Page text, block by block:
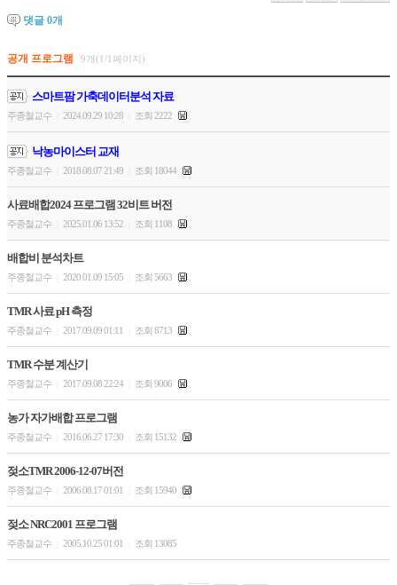
댓글 0개
공개 프로그램 9개(1/1페이지)
스마트팜 가축데이터분석 자료
주종철교수 2024.09.29 10:28 조회 2222
낙농마이스터 교재
주종철교수 2018.08.07 21:49 조회 18044
사료배합2024 프로그램 32비트 버전
주종철교수 2025.01.06 13:52 조회 1108
배합비 분석차트
주종철교수 2020.01.09 15:05 조회 5663
TMR 사료 pH 측정
주종철교수 2017.09.09 01:11 조회 8713
TMR 수분 계산기
주종철교수 2017.09.08 22:24 조회 9006
농가 자가배합 프로그램
주종철교수 2016.06.27 17:30 조회 15132
젖소TMR 2006-12-07버전
주종철교수 2006.08.17 01:01 조회 15940
젖소 NRC2001 프로그램
주종철교수 2005.10.25 01:01 조회 13085